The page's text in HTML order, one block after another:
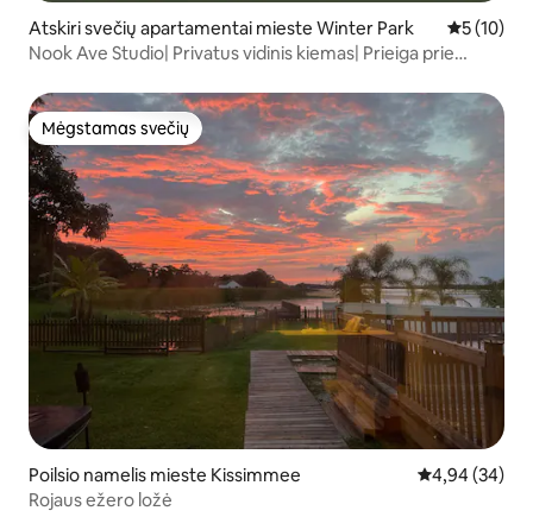
Atskiri svečių apartamentai mieste Winter Park Vidutinis
5 (10)
Nook Ave Studio| Privatus vidinis kiemas| Prieiga prie
Mėgstamas svečių
Mėgstamas svečių
Poilsio namelis mieste Kissimmee Vidutinis
4,94 (34)
Rojaus ežero ložė